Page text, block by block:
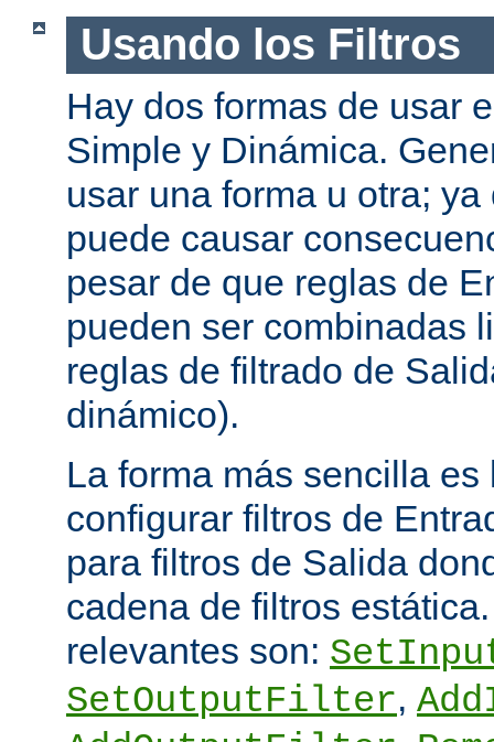
Usando los Filtros
Hay dos formas de usar
Simple y Dinámica.
usar una forma u otra;
puede causar
pesar de que reglas de
pueden ser combinadas
reglas de filtrado de
dinámico).
La forma más sencilla
configurar filtros de
para filtros de Salida
cadena de filtros
relevantes son:
SetOutputFilter,